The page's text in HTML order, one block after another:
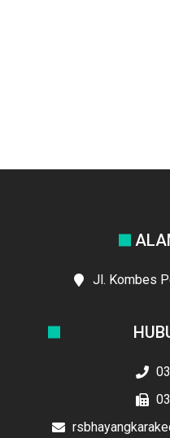
Jl. Kombes